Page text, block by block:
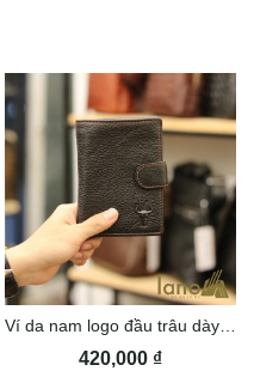
420,000 ₫